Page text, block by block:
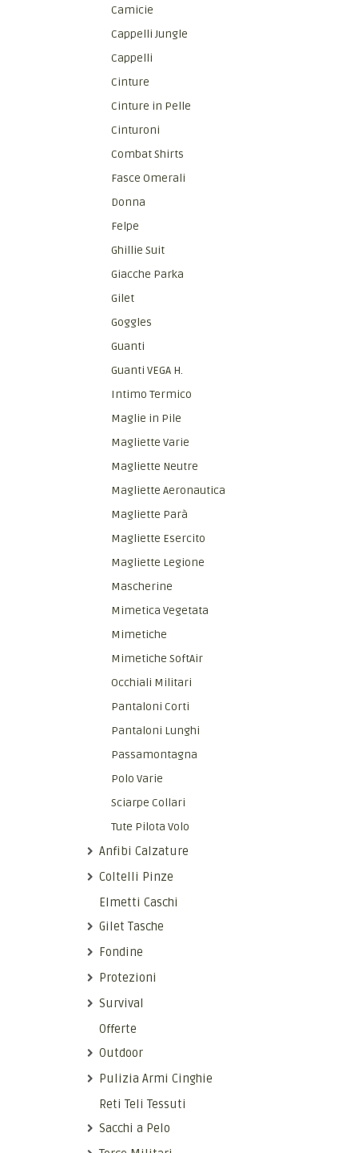
Camicie
Cappelli Jungle
Cappelli
Cinture
Cinture in Pelle
Cinturoni
Combat Shirts
Fasce Omerali
Donna
Felpe
Ghillie Suit
Giacche Parka
Gilet
Goggles
Guanti
Guanti VEGA H.
Intimo Termico
Maglie in Pile
Magliette Varie
Magliette Neutre
Magliette Aeronautica
Magliette Parà
Magliette Esercito
Magliette Legione
Mascherine
Mimetica Vegetata
Mimetiche
Mimetiche SoftAir
Occhiali Militari
Pantaloni Corti
Pantaloni Lunghi
Passamontagna
Polo Varie
Sciarpe Collari
Tute Pilota Volo
Anfibi Calzature
Coltelli Pinze
Elmetti Caschi
Gilet Tasche
Fondine
Protezioni
Survival
Offerte
Outdoor
Pulizia Armi Cinghie
Reti Teli Tessuti
Sacchi a Pelo